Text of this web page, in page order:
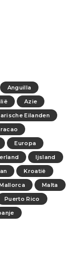
Anguilla
Azie
Eilanden
Europa
Ijsland
Kroatië
Malta
Puerto Rico